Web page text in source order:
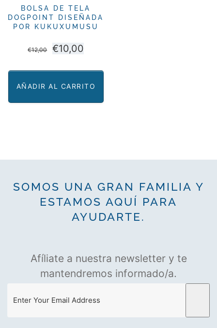
la
página
producto
BOLSA DE TELA
DOGPOINT DISEÑADA
POR KUKUXUMUSU
€12,00
El
era:
€12,00.
€10,00
es:
€10,00.
AÑADIR AL CARRITO
SOMOS UNA GRAN FAMILIA Y
ESTAMOS AQUÍ PARA
AYUDARTE.
Afíliate a nuestra newsletter y te
mantendremos informado/a.